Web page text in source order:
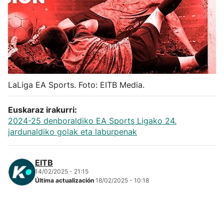
Kirolak 360
Atletismo
Carreras de montaña
Más deportes
"Helmuga"
LaLiga EA Sports. Foto: EITB Media.
Euskaraz irakurri:
2024-25 denboraldiko EA Sports Ligako 24.
jardunaldiko golak eta laburpenak
EITB
14/02/2025 - 21:15
Última actualización 18/02/2025 - 10:18